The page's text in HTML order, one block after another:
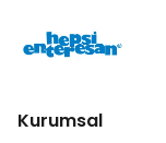
Kurumsal